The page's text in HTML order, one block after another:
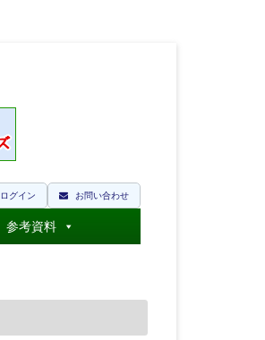
お問い合わせ
ログイン
参考資料